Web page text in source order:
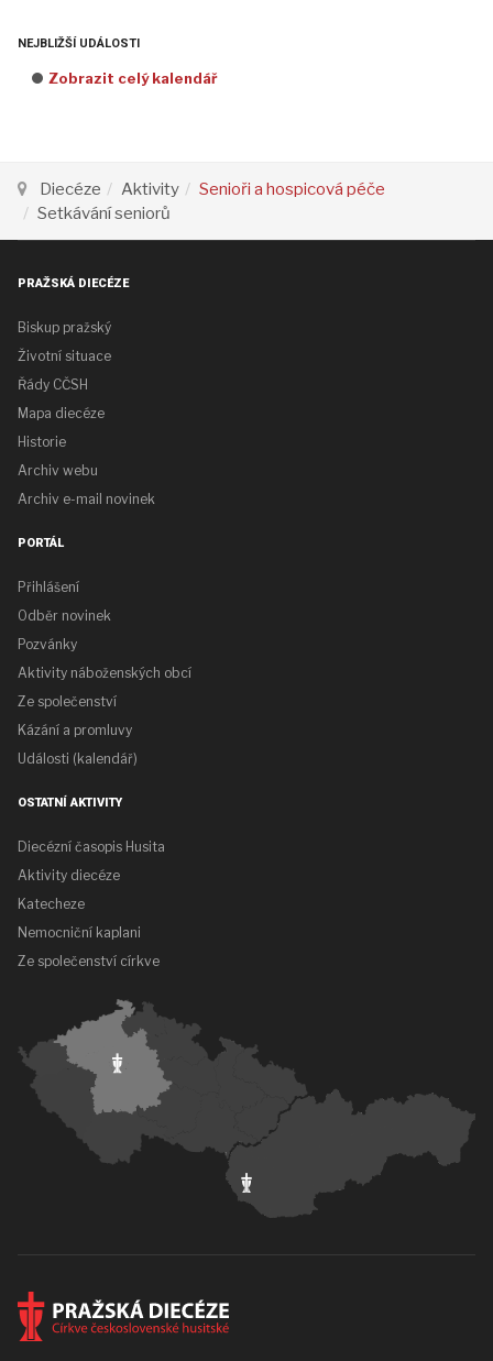
NEJBLIŽŠÍ UDÁLOSTI
Zobrazit celý kalendář
Diecéze Aktivity
Senioři a hospicová péče
Setkávání seniorů
PRAŽSKÁ DIECÉZE
Biskup pražský
Životní situace
Řády CČSH
Mapa diecéze
Historie
Archiv webu
Archiv e-mail novinek
PORTÁL
Přihlášení
Odběr novinek
Pozvánky
Aktivity náboženských obcí
Ze společenství
Kázání a promluvy
Události (kalendář)
OSTATNÍ AKTIVITY
Diecézní časopis Husita
Aktivity diecéze
Katecheze
Nemocniční kaplani
Ze společenství církve